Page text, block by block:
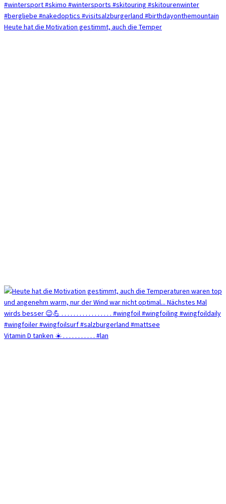
Heute hat die Motivation gestimmt, auch die Temper
Vitamin D tanken ☀️ . . . . . . . . . . . #lan